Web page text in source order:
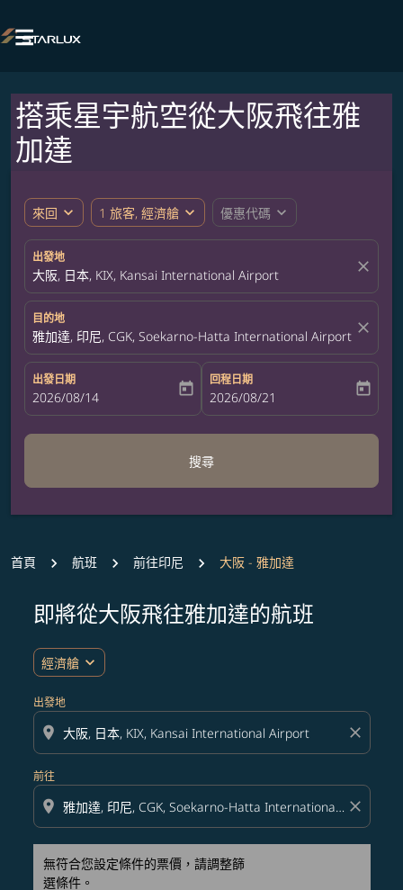

搭乘星宇航空從大阪飛往雅
加達
來回 expand_more 1 旅客, 經濟艙 expand_more 優惠代碼 expand_more
出發地
大阪, 日本, KIX, Kansai International Airport close
目的地
雅加達, 印尼, CGK, Soekarno-Hatta International Airport close
出發日期
fc-booking-departure-date-aria-label
2026/08/14 today
回程日期
fc-booking-return-date-aria-label
2026/08/21 today
搜尋
首頁 航班 前往印尼 大阪 - 雅加達
即將從大阪飛往雅加達的航班
經濟艙 expand_more
出發地
location_on close
前往
location_on close
無符合您設定條件的票價，請調整篩
選條件。
無符合您設定條件的票價，請調整篩選條件。